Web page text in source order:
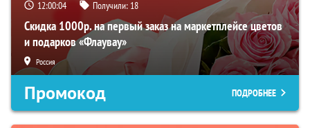
12:00:02 Получили: 18
Скидка 1000р. на первый заказ на маркетплейсе цветов
и подарков «Флаувау»
Россия
Промокод ПОДРОБНЕЕ